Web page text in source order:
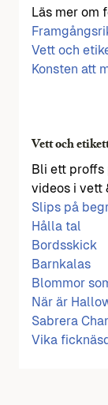
Läs mer om
Vett och
Konsten att
Vett och
Bli ett proffs
videos i vett
Slips på
Hålla tal
Bordsskick
Barnkalas
Blommor
När är
Sabrera
Vika